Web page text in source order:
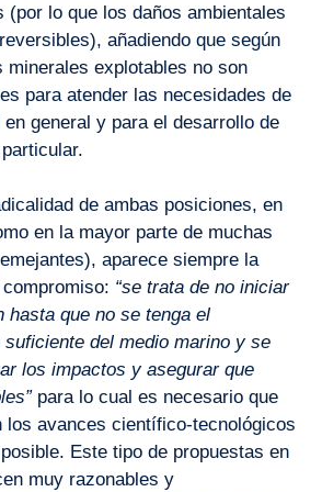
(por lo que los daños ambientales
añadiendo que según
minerales explotables no son
para atender las necesidades de
en general y para el desarrollo de
de ambas posiciones, en
en la mayor parte de muchas
aparece siempre la
“se trata de no iniciar
hasta que no se tenga el
del medio marino y se
los impactos y asegurar que
para lo cual es necesario que
los avances científico-tecnológicos
Este tipo de propuestas en
muy razonables y